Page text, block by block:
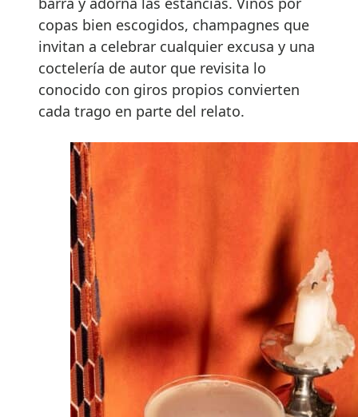
copas bien escogidos, champagnes que
invitan a celebrar cualquier excusa y una
coctelería de autor que revisita lo
conocido con giros propios convierten
cada trago en parte del relato.